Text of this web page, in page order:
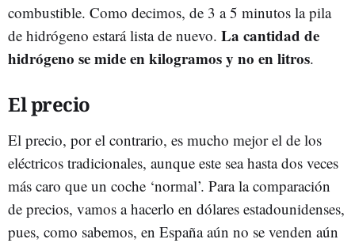
combustible. Como decimos, de 3 a 5 minutos la pila
de hidrógeno estará lista de nuevo. La cantidad de
hidrógeno se mide en kilogramos y no en litros.
El precio
El precio, por el contrario, es mucho mejor el de los
eléctricos tradicionales, aunque este sea hasta dos veces
más caro que un coche ‘normal’. Para la comparación
de precios, vamos a hacerlo en dólares estadounidenses,
pues, como sabemos, en España aún no se venden aún